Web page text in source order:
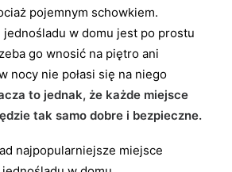
pojemnym schowkiem.
w domu jest po prostu
go wnosić na piętro ani
nocy nie połasi się na niego
to jednak, że każde miejsce
tak samo dobre i bezpieczne.
najpopularniejsze miejsce